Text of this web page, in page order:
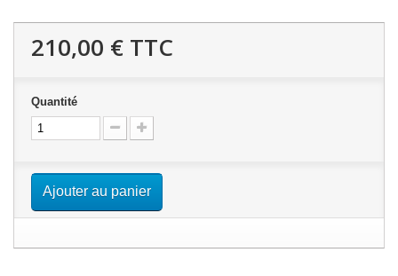
210,00 € TTC
Quantité
Ajouter au panier